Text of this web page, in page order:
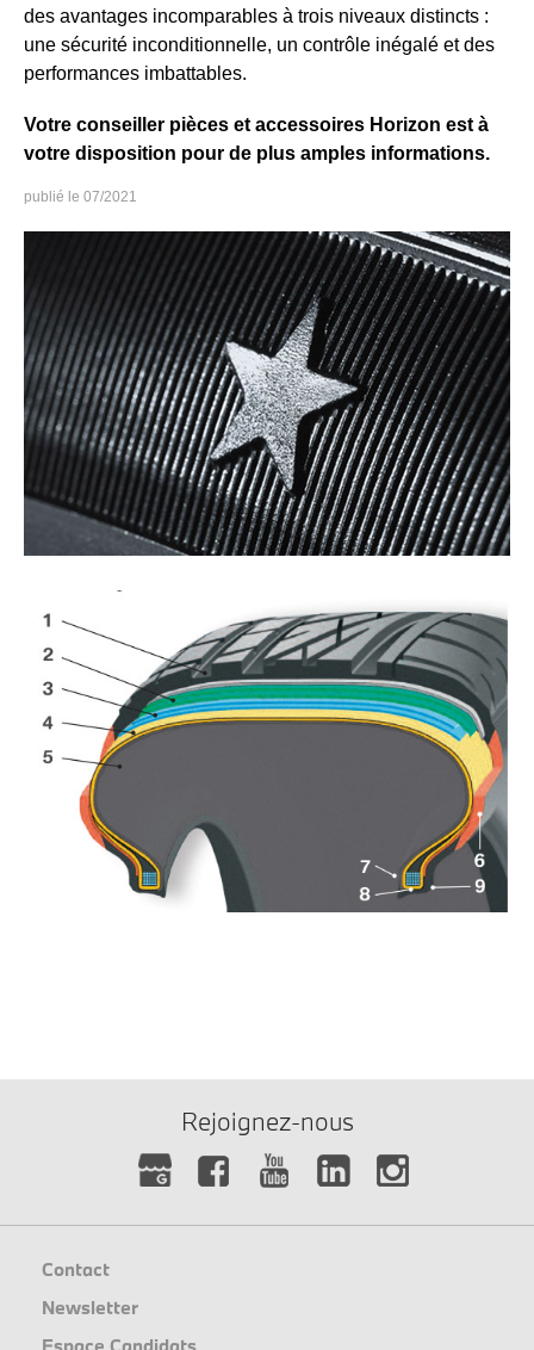
des avantages incomparables à trois niveaux distincts :
une sécurité inconditionnelle, un contrôle inégalé et des
performances imbattables.
Votre conseiller pièces et accessoires Horizon est à
votre disposition pour de plus amples informations.
07/2021
Rejoignez-nous
Contact
Newsletter
Espace Candidats